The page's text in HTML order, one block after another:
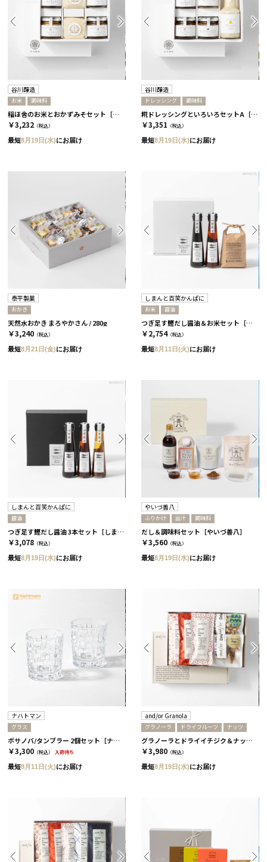
谷川醸造
お米 調味料
稲ほ舎のお米とおかずみそセット［谷川醸造］
￥3,232 （税込）
最短8月19日(水)にお届け
谷川醸造
ドレッシング 調味料
糀ドレッシングといろいろセットA［谷川醸造］
￥3,351 （税込）
最短8月19日(水)にお届け
泰平製菓
おかき
天然水おかき まろやかさん / 280g
￥3,240 （税込）
最短8月21日(金)にお届け
しまんと百笑かんぱに
お米 醤油
つぎ足す鰹だし醤油＆お米セット［しまんと百笑かんぱに］
￥2,754（税込）
最短8月11日(火)にお届け
しまんと百笑かんぱに
醤油
つぎ足す鰹だし醤油 3本セット［しまんと百笑かんぱに］
￥3,078 （税込）
最短8月19日(水)にお届け
やいづ善八
ふりかけ 出汁 調味料
だし＆調味料セット［やいづ善八］
￥3,560 （税込）
最短8月19日(水)にお届け
ナハトマン
グラス
ボサノバ/タンブラー 2個セット［ナハトマン］
￥3,300 （税込） 入荷待ち
最短8月11日(火)にお届け
and/or Granola
グラノーラ ドライフルーツ ナッツ
グラノーラとドライイチジク＆ナッツセット/ 3個セット［and/or Granola］
￥3,980 （税込）
最短8月19日(水)にお届け